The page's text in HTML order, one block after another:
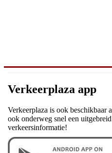
Verkeerplaza app
Verkeerplaza is ook beschikbaar
ook onderweg snel een
verkeersinformatie!